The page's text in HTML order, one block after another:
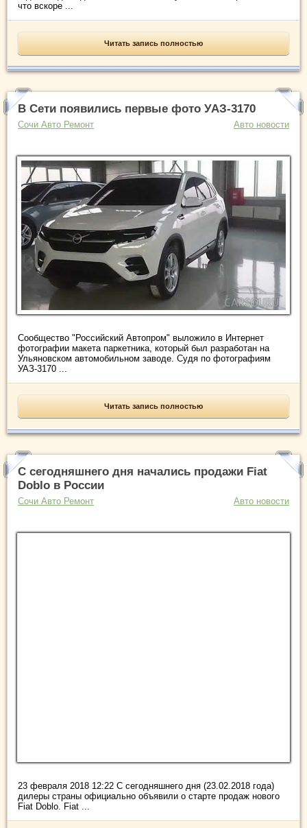
что вскоре ...
Читать запись полностью
В Сети появились первые фото УАЗ-3170
Сочи Авто Ремонт Авто новости
Сообщество "Российский Автопром" выложило в Интернет
фотографии макета паркетника, который был разработан на
Ульяновском автомобильном заводе. Судя по фотографиям
УАЗ-3170 ...
Читать запись полностью
С сегодняшнего дня начались продажи Fiat
Doblo в России
Сочи Авто Ремонт Авто новости
23 февраля 2018 12:22 С сегодняшнего дня (23.02.2018 года)
дилеры страны официально объявили о старте продаж нового
Fiat Doblo. Fiat ...